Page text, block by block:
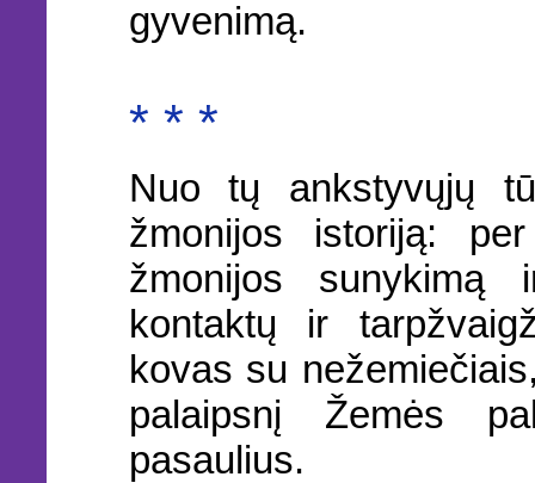
gyvenimą.
* * *
Nuo tų ankstyvųjų
žmonijos istoriją:
žmonijos sunykimą
kontaktų ir
kovas su
palaipsnį Žemės
pasaulius.